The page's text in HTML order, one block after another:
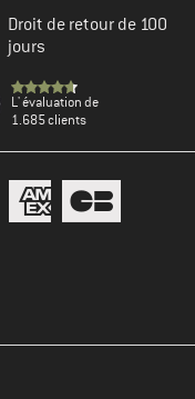
Droit de retour de 100
jours
L' évaluation de
1.685 clients